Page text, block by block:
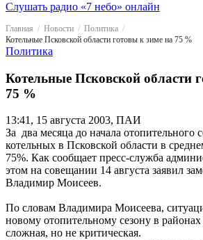
Слушать радио «7 небо» онлайн
Главная Новости
Политика
Котельные Псковской области готовы к зиме на 75 %
Политика
Котельные Псковской области
75 %
13:41, 15 августа 2003, ПАИ
За два месяца до начала отопительного
котельных в Псковской области в
75%. Как сообщает пресс-служба
этом на совещании 14 августа заявил
Владимир Моисеев.
По словам Владимира Моисеева,
новому отопительному сезону в районах
сложная, но не критическая.